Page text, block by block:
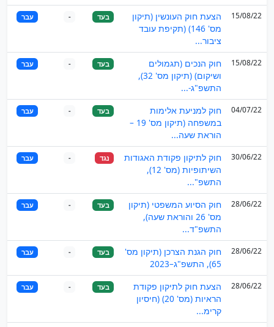
15/08/22
הצעת חוק העונשין (תיקון
מס' 146) (תקיפת עובד
ציבור...
בעד - עבר
15/08/22
חוק הנכים (תגמולים
ושיקום) (תיקון מס' 32),
התשפ"ג-...
בעד - עבר
04/07/22
חוק למניעת אלימות
במשפחה (תיקון מס' 19 –
הוראת שעה...
בעד - עבר
30/06/22
חוק לתיקון פקודת האגודות
השיתופיות (מס' 12),
התשפ"...
נגד - עבר
28/06/22
חוק הסיוע המשפטי (תיקון
מס' 26 והוראת שעה),
התשפ"ד...
בעד - עבר
28/06/22
חוק הגנת הצרכן (תיקון מס'
65), התשפ"ג–2023
בעד - עבר
28/06/22
הצעת חוק לתיקון פקודת
הראיות (מס' 20) (חיסיון
קרימ...
בעד - עבר